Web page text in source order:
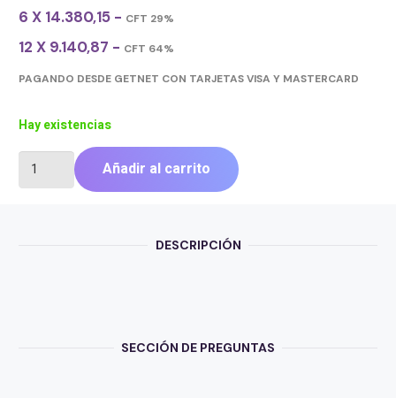
6 X 14.380,15 - CFT 29%
12 X 9.140,87 - CFT 64%
PAGANDO DESDE GETNET CON TARJETAS VISA Y MASTERCARD
Hay existencias
TECLADO
TRUST
KEYRA
Añadir al carrito
DESCRIPCIÓN
SECCIÓN DE PREGUNTAS